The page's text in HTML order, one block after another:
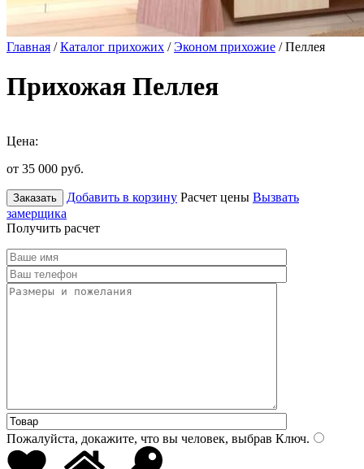
Главная /Каталог прихожих /Эконом прихожие / Пеллея
Прихожая Пеллея
Цена:
от 35 000 руб.
Заказать Добавить в корзину Расчет цены Вызвать
замерщика
Получить расчет
Пожалуйста, докажите, что вы человек, выбрав Ключ.